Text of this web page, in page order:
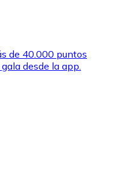
de 40.000 puntos
desde la app.